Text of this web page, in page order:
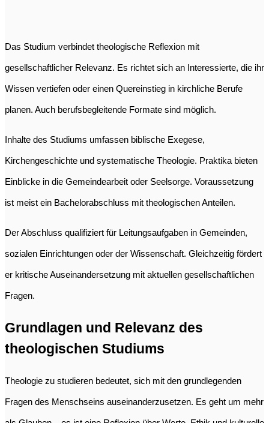
Das Studium verbindet theologische Reflexion mit
gesellschaftlicher Relevanz. Es richtet sich an Interessierte, die ihr
Wissen vertiefen oder einen Quereinstieg in kirchliche Berufe
planen. Auch berufsbegleitende Formate sind möglich.
Inhalte des Studiums umfassen biblische Exegese,
Kirchengeschichte und systematische Theologie. Praktika bieten
Einblicke in die Gemeindearbeit oder Seelsorge. Voraussetzung
ist meist ein Bachelorabschluss mit theologischen Anteilen.
Der Abschluss qualifiziert für Leitungsaufgaben in Gemeinden,
sozialen Einrichtungen oder der Wissenschaft. Gleichzeitig fördert
er kritische Auseinandersetzung mit aktuellen gesellschaftlichen
Fragen.
Grundlagen und Relevanz des
theologischen Studiums
Theologie zu studieren bedeutet, sich mit den grundlegenden
Fragen des Menschseins auseinanderzusetzen. Es geht um mehr